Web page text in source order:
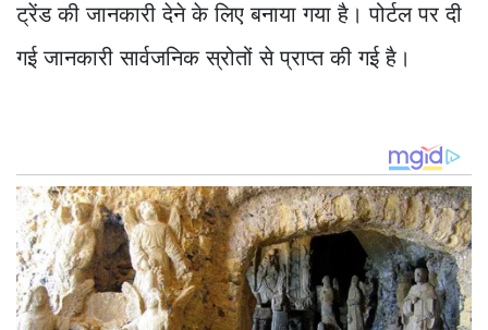
ट्रेंड की जानकारी देने के लिए बनाया गया है। पोर्टल पर दी
गई जानकारी सार्वजनिक स्रोतों से प्राप्त की गई है।